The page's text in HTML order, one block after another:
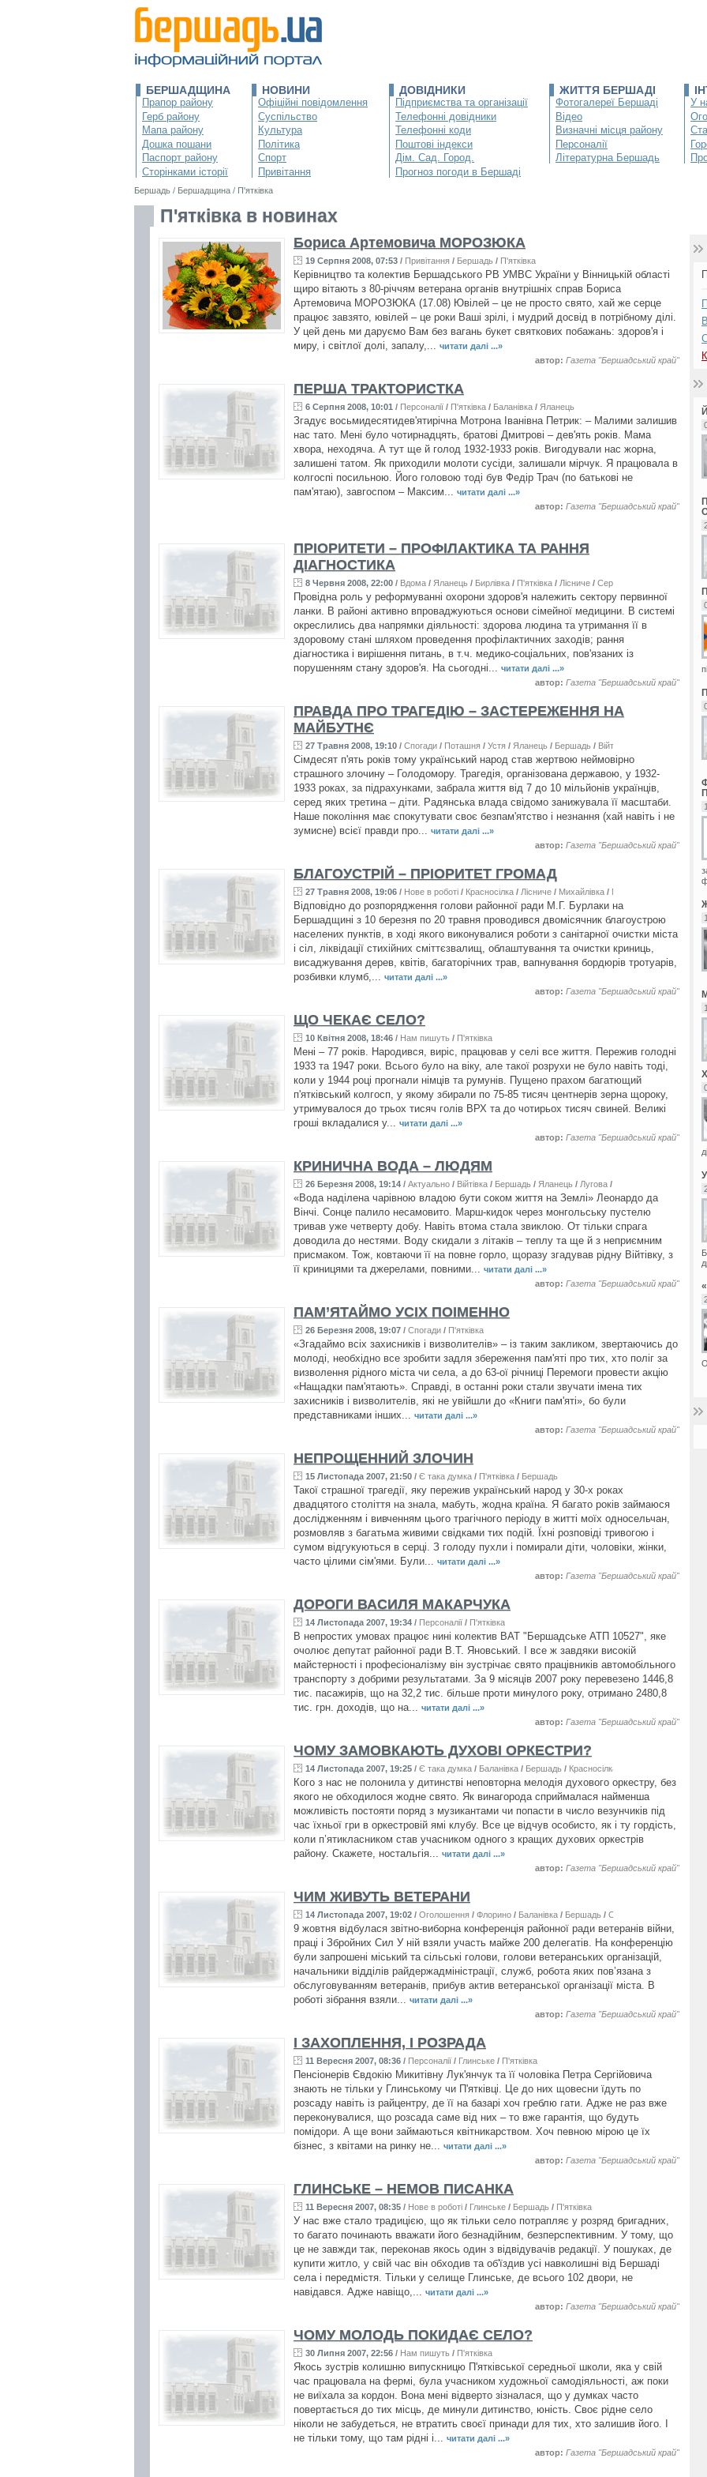
БЕРШАДЩИНА
Прапор району
Герб району
Мапа району
Дошка пошани
Паспорт району
Сторінками історії
НОВИНИ
Офіційні повідомлення
Суспільство
Культура
Політика
Спорт
Привітання
ДОВІДНИКИ
Підприємства та організації
Телефонні довідники
Телефонні коди
Поштові індекси
Дім. Сад. Город.
Прогноз погоди в Бершаді
ЖИТТЯ БЕРШАДІ
Фотогалереї Бершаді
Відео
Визначні місця району
Персоналії
Літературна Бершадь
У
Бершадь / Бершадщина / П'ятківка
П'ятківка в новинах
Бориса Артемовича МОРОЗЮКА
19 Серпня 2008, 07:53 / Привітання / Бершадь / П'ятківка
Керівництво та колектив Бершадського РВ УМВС України у Вінницькій області
щиро вітають з 80-річчям ветерана органів внутрішніх справ Бориса
Артемовича МОРОЗЮКА (17.08) Ювілей – це не просто свято, хай же серце
працює завзято, ювілей – це роки Ваші зрілі, і мудрий досвід в потрібному ділі.
У цей день ми даруємо Вам без вагань букет святкових побажань: здоров'я і
миру, і світлої долі, запалу,... читати далі ...»
автор: Газета "Бершадський край"
ПЕРША ТРАКТОРИСТКА
6 Серпня 2008, 10:01 / Персоналії / П'ятківка / Баланівка / Яланець
Згадує восьмидесятидев'ятирічна Мотрона Іванівна Петрик: – Малими залишив
нас тато. Мені було чотирнадцять, братові Дмитрові – дев'ять років. Мама
хвора, неходяча. А тут ще й голод 1932-1933 років. Вигодували нас жорна,
залишені татом. Як приходили молоти сусіди, залишали мірчук. Я працювала в
колгоспі посильною. Його головою тоді був Федір Трач (по батькові не
пам'ятаю), завгоспом – Максим... читати далі ...»
автор: Газета "Бершадський край"
ПРІОРИТЕТИ – ПРОФІЛАКТИКА ТА РАННЯ
ДІАГНОСТИКА
8 Червня 2008, 22:00 / Вдома / Яланець / Бирлівка / П'ятківка / Лісниче / Серединка
Провідна роль у реформуванні охорони здоров'я належить сектору первинної
ланки. В районі активно впроваджуються основи сімейної медицини. В системі
окреслились два напрямки діяльності: здорова людина та утримання її в
здоровому стані шляхом проведення профілактичних заходів; рання
діагностика і вирішення питань, в т.ч. медико-соціальних, пов'язаних із
порушенням стану здоров'я. На сьогодні... читати далі ...»
автор: Газета "Бершадський край"
ПРАВДА ПРО ТРАГЕДІЮ – ЗАСТЕРЕЖЕННЯ НА
МАЙБУТНЄ
27 Травня 2008, 19:10 / Спогади / Поташня / Устя / Яланець / Бершадь / Війтівка
Сімдесят п'ять років тому український народ став жертвою неймовірно
страшного злочину – Голодомору. Трагедія, організована державою, у 1932-
1933 роках, за підрахунками, забрала життя від 7 до 10 мільйонів українців,
серед яких третина – діти. Радянська влада свідомо занижувала її масштаби.
Наше покоління має спокутувати своє безпам'ятство і незнання (хай навіть і не
зумисне) всієї правди про... читати далі ...»
автор: Газета "Бершадський край"
БЛАГОУСТРІЙ – ПРІОРИТЕТ ГРОМАД
27 Травня 2008, 19:06 / Нове в роботі / Красносілка / Лісниче / Михайлівка / М'якохід
Відповідно до розпорядження голови районної ради М.Г. Бурлаки на
Бершадщині з 10 березня по 20 травня проводився двомісячник благоустрою
населених пунктів, в ході якого виконувалися роботи з санітарної очистки міста
і сіл, ліквідації стихійних сміттєзвалищ, облаштування та очистки криниць,
висаджування дерев, квітів, багаторічних трав, вапнування бордюрів тротуарів,
розбивки клумб,... читати далі ...»
автор: Газета "Бершадський край"
ЩО ЧЕКАЄ СЕЛО?
10 Квітня 2008, 18:46 / Нам пишуть / П'ятківка
Мені – 77 років. Народився, виріс, працював у селі все життя. Пережив голодні
1933 та 1947 роки. Всього було на віку, але такої розрухи не було навіть тоді,
коли у 1944 році прогнали німців та румунів. Пущено прахом багатющий
п'ятківський колгосп, у якому збирали по 75-85 тисяч центнерів зерна щороку,
утримувалося до трьох тисяч голів ВРХ та до чотирьох тисяч свиней. Великі
гроші вкладалися у... читати далі ...»
автор: Газета "Бершадський край"
КРИНИЧНА ВОДА – ЛЮДЯМ
26 Березня 2008, 19:14 / Актуально / Війтівка / Бершадь / Яланець / Лугова /
«Вода надiлена чарiвною владою бути соком життя на Землi» Леонардо да
Вiнчi. Сонце палило несамовито. Марш-кидок через монгольську пустелю
тривав уже четверту добу. Навіть втома стала звиклою. От тільки спрага
доводила до нестями. Воду скидали з літаків – теплу та ще й з неприємним
присмаком. Тож, ковтаючи її на повне горло, щоразу згадував рідну Війтівку, з
її криницями та джерелами, повними... читати далі ...»
автор: Газета "Бершадський край"
ПАМ’ЯТАЙМО УСІХ ПОІМЕННО
26 Березня 2008, 19:07 / Спогади / П'ятківка
«Згадаймо всіх захисників і визволителів» – із таким закликом, звертаючись до
молоді, необхідно все зробити задля збереження пам'яті про тих, хто поліг за
визволення рідного міста чи села, а до 63-ої річниці Перемоги провести акцію
«Нащадки пам'ятають». Справді, в останні роки стали звучати імена тих
захисників і визволителів, які не увійшли до «Книги пам'яті», бо були
представниками інших... читати далі ...»
автор: Газета "Бершадський край"
НЕПРОЩЕННИЙ ЗЛОЧИН
15 Листопада 2007, 21:50 / Є така думка / П'ятківка / Бершадь
Такої страшної трагедії, яку пережив український народ у 30-х роках
двадцятого століття на знала, мабуть, жодна країна. Я багато років займаюся
дослідженням і вивченням цього трагічного періоду в житті моїх односельчан,
розмовляв з багатьма живими свідками тих подій. Їхні розповіді тривогою і
сумом відгукуються в серці. З голоду пухли і помирали діти, чоловіки, жінки,
часто цілими сім'ями. Були... читати далі ...»
автор: Газета "Бершадський край"
ДОРОГИ ВАСИЛЯ МАКАРЧУКА
14 Листопада 2007, 19:34 / Персоналії / П'ятківка
В непростих умовах працює нині колектив ВАТ "Бершадське АТП 10527", яке
очолює депутат районної ради В.Т. Яновський. І все ж завдяки високій
майстерності і професіоналізму він зустрічає свято працівників автомобільного
транспорту з добрими результатами. За 9 місяців 2007 року перевезено 1446,8
тис. пасажирів, що на 32,2 тис. більше проти минулого року, отримано 2480,8
тис. грн. доходів, що на... читати далі ...»
автор: Газета "Бершадський край"
ЧОМУ ЗАМОВКАЮТЬ ДУХОВІ ОРКЕСТРИ?
14 Листопада 2007, 19:25 / Є така думка / Баланівка / Бершадь / Красносілка
Кого з нас не полонила у дитинстві неповторна мелодія духового оркестру, без
якого не обходилося жодне свято. Як винагорода сприймалася найменша
можливість постояти поряд з музикантами чи попасти в число везунчиків під
час їхньої гри в оркестровій ямі клубу. Все це відчув особисто, як і ту гордість,
коли п’ятикласником став учасником одного з кращих духових оркестрів
району. Скажете, ностальгія... читати далі ...»
автор: Газета "Бершадський край"
ЧИМ ЖИВУТЬ ВЕТЕРАНИ
14 Листопада 2007, 19:02 / Оголошення / Флорино / Баланівка / Бершадь / Осіївка
9 жовтня відбулася звітно-виборна конференція районної ради ветеранів війни,
праці і Збройних Сил У ній взяли участь майже 200 делегатів. На конференцію
були запрошені міський та сільські голови, голови ветеранських організацій,
начальники відділів райдержадміністрації, служб, робота яких пов’язана з
обслуговуванням ветеранів, прибув актив ветеранської організації міста. В
роботі зібрання взяли... читати далі ...»
автор: Газета "Бершадський край"
І ЗАХОПЛЕННЯ, І РОЗРАДА
11 Вересня 2007, 08:36 / Персоналії / Глинське / П'ятківка
Пенсіонерів Євдокію Микитівну Лук'янчук та її чоловіка Петра Сергійовича
знають не тільки у Глинському чи П'ятківці. Це до них щовесни їдуть по
розсаду навіть із райцентру, де її на базарі хоч греблю гати. Адже не раз вже
переконувалися, що розсада саме від них – то вже гарантія, що будуть
помідори. А ще вони займаються квітникарством. Хоч певною мірою це їх
бізнес, з квітами на ринку не... читати далі ...»
автор: Газета "Бершадський край"
ГЛИНСЬКЕ – НЕМОВ ПИСАНКА
11 Вересня 2007, 08:35 / Нове в роботі / Глинське / Бершадь / П'ятківка
У нас вже стало традицією, що як тільки село потрапляє у розряд бригадних,
то багато починають вважати його безнадійним, безперспективним. У тому, що
це не завжди так, переконав якось один з відвідувачів редакції. У пошуках, де
купити житло, у свій час він обходив та об'їздив усі навколишні від Бершаді
села і передмістя. Тільки у селище Глинське, де всього 102 двори, не
навідався. Адже навіщо,... читати далі ...»
автор: Газета "Бершадський край"
ЧОМУ МОЛОДЬ ПОКИДАЄ СЕЛО?
30 Липня 2007, 22:56 / Нам пишуть / П'ятківка
Якось зустрів колишню випускницю П'ятківської середньої школи, яка у свій
час працювала на фермі, була учасником художньої самодіяльності, аж поки
не виїхала за кордон. Вона мені відверто зізналася, що у думках часто
повертається до тих місць, де минули дитинство, юність. Своє рідне село
ніколи не забудеться, не втратить своєї принади для тих, хто залишив його. І
не тільки тому, що там рідні і... читати далі ...»
автор: Газета "Бершадський край"